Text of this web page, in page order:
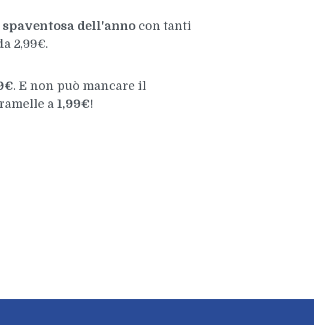
dell'annocon tanti
2,99€.
. E non può mancare il
a 1,99€!